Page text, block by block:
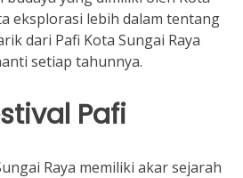
eksplorasi lebih dalam tentang
dari Pafi Kota Sungai Raya
setiap tahunnya.
Pafi
Raya memiliki akar sejarah